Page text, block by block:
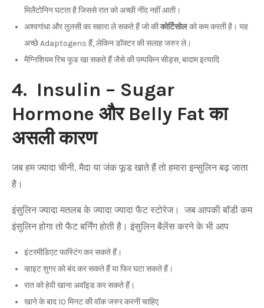
मिलैटोनिन घटता है जिससे रात को अच्छी नींद नहीं आती।
अश्वगांधा और तुलसी का सहारा ले सकते हैं जो कीकोर्टिसोलको कम करती है। यह
अच्छे Adaptogens हैं, लेकिन डॉक्टर की सलाह जरुर ले।
मैग्निशियम रिच फूड खा सकते हैं जैसे की पम्पकिन सीड्स, बादाम इत्यादि
4. Insulin – Sugar
Hormone और Belly Fat का
असली कारण
जब हम ज्यादा चीनी, मैदा या जंक फूड खाते हैं तो हमारा इन्सुलिन बढ़ जाता
है।
इंसुलिन ज्यादा मतलब के ज्यादा ज्यादा फैट स्टोरेज। जब आपकी बॉडी कम
इंसुलिन होगा तो फैट बर्निंग होती है। इंसुलिन बैलेंस करने के भी आप
इंटरमीडिएट फास्टिंग कर सकते हैं।
व्हाइट शुगर को बंद कर सकते हैं या फिर घटा सकते हैं।
रात को हेवी खाना अवॉइड कर सकते हैं।
खाने के बाद 10 मिनट की वॉक जरुर करनी चाहिए